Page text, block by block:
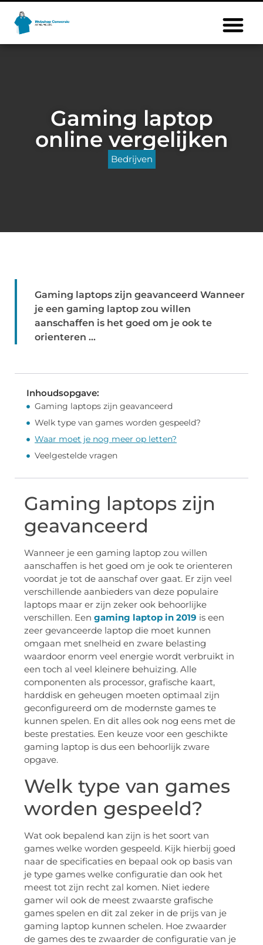
Gaming laptop
online vergelijken
Bedrijven
Gaming laptops zijn geavanceerd Wanneer
je een gaming laptop zou willen
aanschaffen is het goed om je ook te
orienteren ...
Inhoudsopgave:
Gaming laptops zijn geavanceerd
Welk type van games worden gespeeld?
Waar moet je nog meer op letten?
Veelgestelde vragen
Gaming laptops zijn
geavanceerd
Wanneer je een gaming laptop zou willen
aanschaffen is het goed om je ook te orienteren
voordat je tot de aanschaf over gaat. Er zijn veel
verschillende aanbieders van deze populaire
laptops maar er zijn zeker ook behoorlijke
verschillen. Een gaming laptop in 2019 is een
zeer gevanceerde laptop die moet kunnen
omgaan met snelheid en zware belasting
waardoor enorm veel energie wordt verbruikt in
een toch al veel kleinere behuizing. Alle
componenten als processor, grafische kaart,
harddisk en geheugen moeten optimaal zijn
geconfigureerd om de modernste games te
kunnen spelen. En dit alles ook nog eens met de
beste prestaties. Een keuze voor een geschikte
gaming laptop is dus een behoorlijk zware
opgave.
Welk type van games
worden gespeeld?
Wat ook bepalend kan zijn is het soort van
games welke worden gespeeld. Kijk hierbij goed
naar de specificaties en bepaal ook op basis van
je type games welke configuratie dan ook het
meest tot zijn recht zal komen. Niet iedere
gamer wil ook de meest zwaarste grafische
games spelen en dit zal zeker in de prijs van je
gaming laptop kunnen schelen. Hoe zwaarder
de games des te zwaarder de configuratie van je